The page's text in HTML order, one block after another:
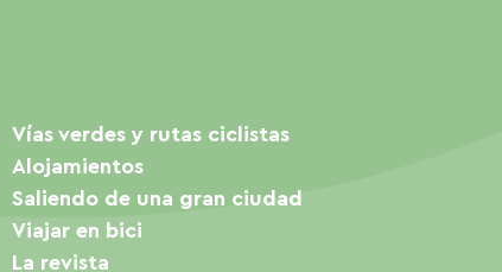
Vías verdes y rutas ciclistas
Alojamientos
Saliendo de una gran ciudad
Viajar en bici
La revista